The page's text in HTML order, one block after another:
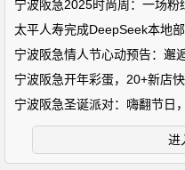
太平人寿完成DeepSeek本地
宁波阪急情人节心动预告：邂
宁波阪急开年彩蛋，20+新店
宁波阪急圣诞派对：嗨翻节日
进